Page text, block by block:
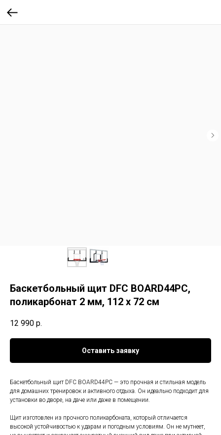
Баскетбольный щит DFC BOARD44PC,
поликарбонат 2 мм, 112 x 72 см
12 990 р.
Оставить заявку
Баскетбольный щит DFC BOARD44PC — это прочная и стильная модель
для домашних тренировок и активного отдыха. Он идеально подходит для
установки во дворе, на даче или даже в помещении.
Щит изготовлен из прочного поликарбоната, который отличается
высокой устойчивостью к ударам и погодным условиям. Он не мутнеет,